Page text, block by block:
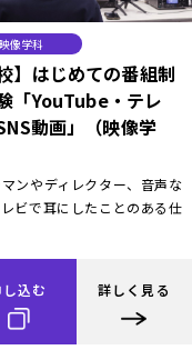
映像学科
】はじめての番組制
「YouTube・テレ
動画」（映像学
ンやディレクター、音声な
ビで耳にしたことのある仕
し込む 詳しく見る